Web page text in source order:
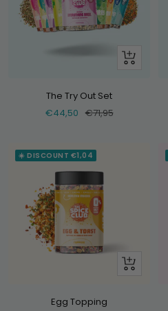
+
The Try Out Set
Selling
€44,50 Normal
€71,95
☀️ DISCOUNT €1,04
Look
Egg Topping